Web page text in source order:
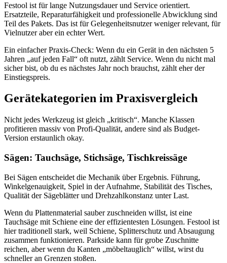
Festool ist für lange Nutzungsdauer und Service orientiert.
Ersatzteile, Reparaturfähigkeit und professionelle Abwicklung sind
Teil des Pakets. Das ist für Gelegenheitsnutzer weniger relevant, für
Vielnutzer aber ein echter Wert.
Ein einfacher Praxis-Check: Wenn du ein Gerät in den nächsten 5
Jahren „auf jeden Fall“ oft nutzt, zählt Service. Wenn du nicht mal
sicher bist, ob du es nächstes Jahr noch brauchst, zählt eher der
Einstiegspreis.
Gerätekategorien im Praxisvergleich
Nicht jedes Werkzeug ist gleich „kritisch“. Manche Klassen
profitieren massiv von Profi-Qualität, andere sind als Budget-
Version erstaunlich okay.
Sägen: Tauchsäge, Stichsäge, Tischkreissäge
Bei Sägen entscheidet die Mechanik über Ergebnis. Führung,
Winkelgenauigkeit, Spiel in der Aufnahme, Stabilität des Tisches,
Qualität der Sägeblätter und Drehzahlkonstanz unter Last.
Wenn du Plattenmaterial sauber zuschneiden willst, ist eine
Tauchsäge mit Schiene eine der effizientesten Lösungen. Festool ist
hier traditionell stark, weil Schiene, Splitterschutz und Absaugung
zusammen funktionieren. Parkside kann für grobe Zuschnitte
reichen, aber wenn du Kanten „möbeltauglich“ willst, wirst du
schneller an Grenzen stoßen.